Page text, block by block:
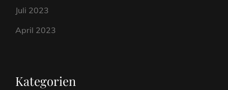
Juli 2023
April 2023
Kategorien